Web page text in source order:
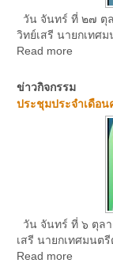
วัน จันทร์ ที่ ๒๗ ตุ
วิทย์เสรี นายกเทศ
Read more
ข่าวกิจกรรม
ประชุมประจำเดือ
วัน จันทร์ ที่ ๖ ตุล
เสรี นายกเทศมนต
Read more